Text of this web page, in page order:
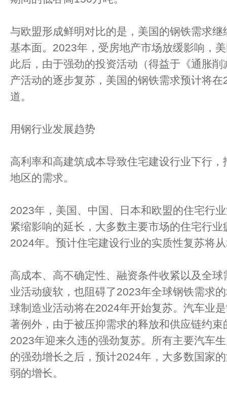
与欧盟形成鲜明对比的是，美国的钢铁需求
基本面。2023年，受房地产市场放缓影响，
此后，由于强劲的投资活动（得益于《通胀
产活动的逐步复苏，美国的钢铁需求预计将
道。
用钢行业发展趋势
高利率和高建筑成本导致住宅建设行业下行
地区的需求。
2023年，美国、中国、日本和欧盟的住宅行
紧缩影响的延长，大多数主要市场的住宅行
2024年。预计住宅建设行业的实质性复苏将
高成本、高不确定性、融资条件收紧以及全
业活动疲软，也阻碍了2023年全球钢铁需求
球制造业活动将在2024年开始复苏。汽车业
著例外，由于被压抑需求的释放和供应链约
2023年迎来久违的强劲复苏。所有主要汽车
的强劲增长之后，预计2024年，大多数国家
弱的增长。